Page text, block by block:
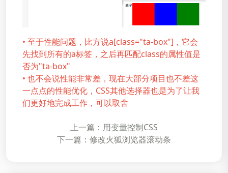
• 至于性能问题，比方说a[class="ta-box"]，它会
先找到所有的a标签，之后再匹配class的属性值是
否为"ta-box"
• 也不会说性能非常差，现在大部分项目也不差这
一点点的性能优化，CSS其他选择器也是为了让我
们更好地完成工作，可以取舍
上一篇：用变量控制CSS
下一篇：修改火狐浏览器滚动条